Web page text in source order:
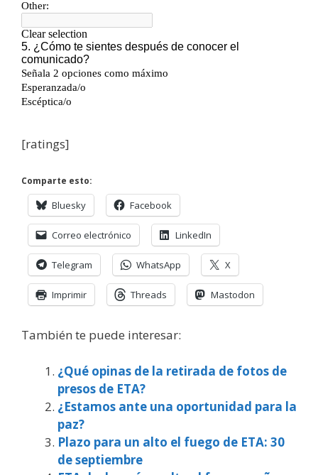
[ratings]
Comparte esto:
Bluesky Facebook
Correo electrónico LinkedIn
Telegram WhatsApp X
Imprimir Threads Mastodon
También te puede interesar:
¿Qué opinas de la retirada de fotos de
presos de ETA?
¿Estamos ante una oportunidad para la
paz?
Plazo para un alto el fuego de ETA: 30
de septiembre